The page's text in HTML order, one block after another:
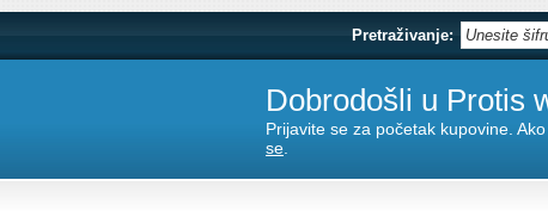
Pretraživanje:
Dobrodošli u Protis
Prijavite se za početak kupovine.
se